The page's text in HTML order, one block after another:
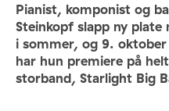
Pianist, komponist og
Steinkopf slapp ny
i sommer, og 9.
har hun premiere på
storband, Starlight Big